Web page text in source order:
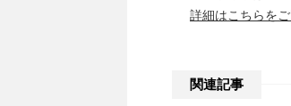
詳細はこちらを
関連記事